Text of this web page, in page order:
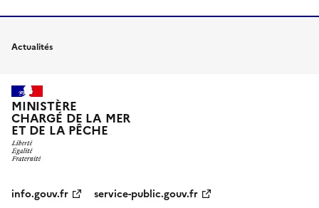
Actualités
MINISTÈRE
CHARGÉ DE LA MER
ET DE LA PÊCHE
info.gouv.fr service-public.gouv.fr